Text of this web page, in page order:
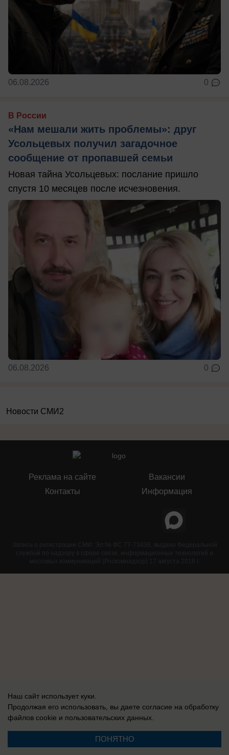
06.08.2026 0
В России
«Нам мешали жить проблемы»: друг
Усольцевых получил загадочное
сообщение от пропавшей семьи
Новая тайна Усольцевых: послание пришло
спустя 10 месяцев после исчезновения.
06.08.2026 0
Новости СМИ2
Реклама на сайте
Контакты
Вакансии
Информация
Запись о регистрации СМИ: Эл № ФС 77-73438, выдано Федеральной
службой по надзору в сфере связи, информационных технологий и
массовых коммуникаций (Роскомнадзор) 17 августа 2018 г.
Наш сайт использует куки.
Продолжая его использовать, вы даете согласие на обработку
файлов cookie и пользовательских данных.
ПОНЯТНО